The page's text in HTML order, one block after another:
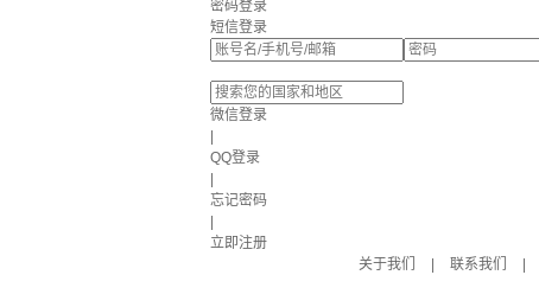
密码登录
短信登录
微信登录
QQ登录
忘记密码
立即注册
关于我们
联系我们